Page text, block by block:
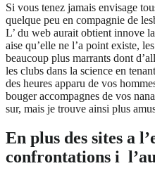
Si vous tenez jamais envisage
quelque peu en compagnie de
L’ du web aurait obtient innove
aise qu’elle ne l’a point existe,
beaucoup plus marrants dont
les clubs dans la science en
des heures apparu de vos
bouger accompagnes de vos
sur, mais je trouve ainsi plus
En plus des sites a
confrontations i